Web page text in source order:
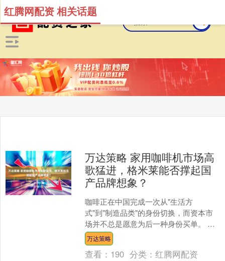
红腾网配资 相关话题
万达策略 家用咖啡机市场高
歌猛进，格米莱能否撑起国
产品牌想象？
咖啡正在中国完成一次从"生活方
式"到"制造品类"的身份切换，而资本市
场并不总是愿意为后一种身份买单。 近
日，格米莱向港交所主板递交上市申
请。作为中国半自动意式咖....
万达策略
查看： 190 分类：红腾网配资